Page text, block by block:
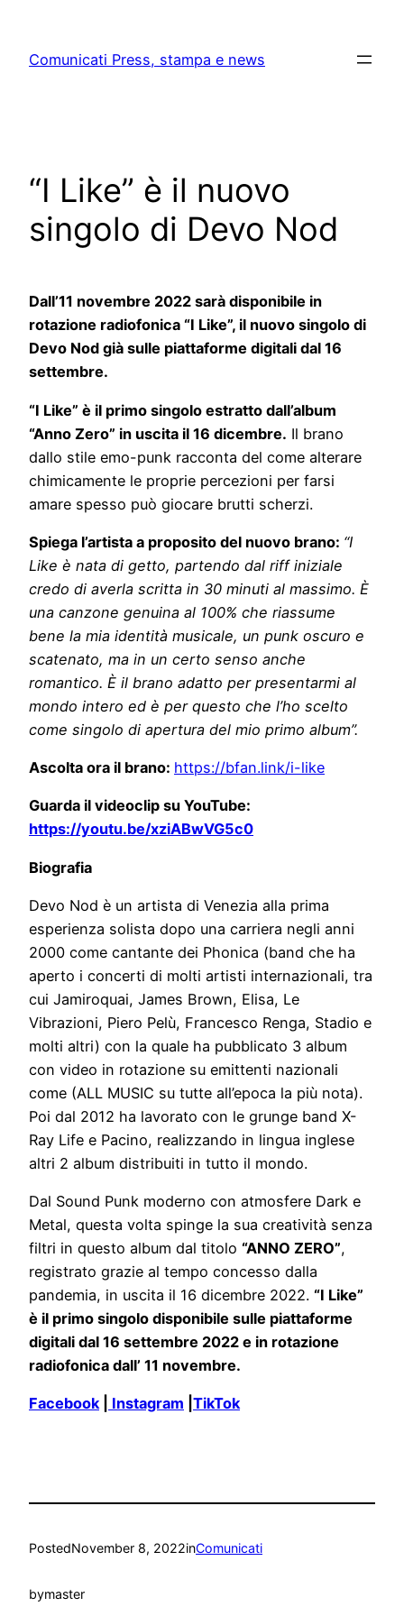
content
Comunicati Press, stampa e news
“I Like” è il nuovo
singolo di Devo Nod
Dall’11 novembre 2022 sarà disponibile in
rotazione radiofonica “I Like”, il nuovo singolo di
Devo Nod già sulle piattaforme digitali dal 16
settembre.
“I Like” è il primo singolo estratto dall’album
“Anno Zero” in uscita il 16 dicembre. Il brano
dallo stile emo-punk racconta del come alterare
chimicamente le proprie percezioni per farsi
amare spesso può giocare brutti scherzi.
Spiega l’artista a proposito del nuovo brano: “I
Like è nata di getto, partendo dal riff iniziale
credo di averla scritta in 30 minuti al massimo. È
una canzone genuina al 100% che riassume
bene la mia identità musicale, un punk oscuro e
scatenato, ma in un certo senso anche
romantico. È il brano adatto per presentarmi al
mondo intero ed è per questo che l’ho scelto
come singolo di apertura del mio primo album”.
Ascolta ora il brano: https://bfan.link/i-like
Guarda il videoclip su YouTube:
https://youtu.be/xziABwVG5c0
Biografia
Devo Nod è un artista di Venezia alla prima
esperienza solista dopo una carriera negli anni
2000 come cantante dei Phonica (band che ha
aperto i concerti di molti artisti internazionali, tra
cui Jamiroquai, James Brown, Elisa, Le
Vibrazioni, Piero Pelù, Francesco Renga, Stadio e
molti altri) con la quale ha pubblicato 3 album
con video in rotazione su emittenti nazionali
come (ALL MUSIC su tutte all’epoca la più nota).
Poi dal 2012 ha lavorato con le grunge band X-
Ray Life e Pacino, realizzando in lingua inglese
altri 2 album distribuiti in tutto il mondo.
Dal Sound Punk moderno con atmosfere Dark e
Metal, questa volta spinge la sua creatività senza
filtri in questo album dal titolo “ANNO ZERO”,
registrato grazie al tempo concesso dalla
pandemia, in uscita il 16 dicembre 2022. “I Like”
è il primo singolo disponibile sulle piattaforme
digitali dal 16 settembre 2022 e in rotazione
radiofonica dall’ 11 novembre.
Facebook| Instagram TikTok
PostedNovember 8, 2022inComunicati
bymaster